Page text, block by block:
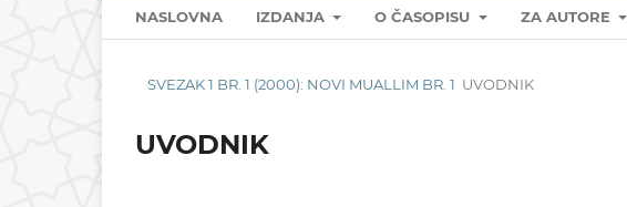
NASLOVNA IZDANJA O ČASOPISU ZA AUTORE
SVEZAK 1 BR. 1 (2000): NOVI MUALLIM BR. 1 UVODNIK
UVODNIK